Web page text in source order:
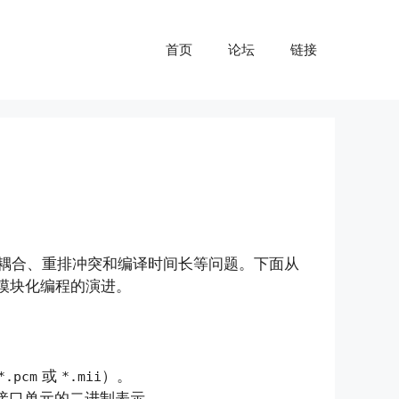
首页 论坛 链接
、重排冲突和编译时间长等问题。下面从
化编程的演进。
或 *.mii）。